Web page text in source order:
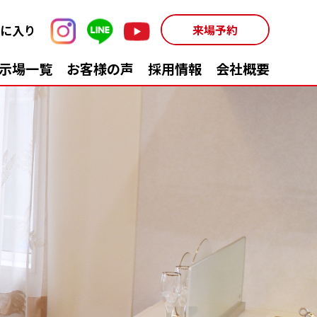
場一覧 お客様の声 採用情報 会社概要
入り 来場予約